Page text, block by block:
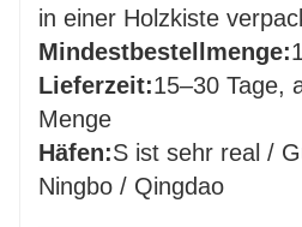
in einer Holzkiste
Mindestbestellmenge:
Lieferzeit:15–30 Tage,
Menge
Häfen:S ist sehr real /
Ningbo / Qingdao